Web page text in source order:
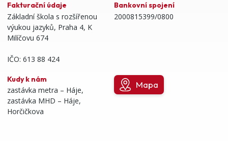
Fakturační údaje
Základní škola s rozšířenou
výukou jazyků, Praha 4, K
Milíčovu 674
IČO: 613 88 424
Bankovní spojení
2000815399/0800
Kudy k nám
zastávka metra – Háje,
zastávka MHD – Háje,
Horčičkova
Mapa